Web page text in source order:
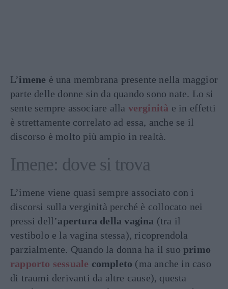
L’imene è una membrana presente nella maggior
parte delle donne sin da quando sono nate. Lo si
sente sempre associare alla verginità e in effetti
è strettamente correlato ad essa, anche se il
discorso è molto più ampio in realtà.
Imene: dove si trova
L’imene viene quasi sempre associato con i
discorsi sulla verginità perché è collocato nei
pressi dell’apertura della vagina (tra il
vestibolo e la vagina stessa), ricoprendola
parzialmente. Quando la donna ha il suoprimo
rapporto sessuale completo (ma anche in caso
di traumi derivanti da altre cause), questa